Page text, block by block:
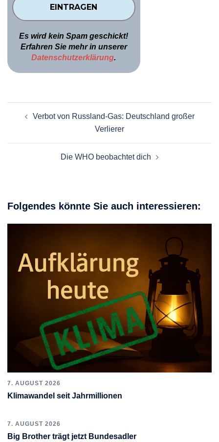
Es wird kein Spam geschickt!
Erfahren Sie mehr in unserer
Datenschutzerklärung.
Verbot von Russland-Gas: Deutschland großer
Verlierer
Die WHO beobachtet dich
Folgendes könnte Sie auch interessieren:
7. AUGUST 2026
Klimawandel seit Jahrmillionen
7. AUGUST 2026
Big Brother trägt jetzt Bundesadler